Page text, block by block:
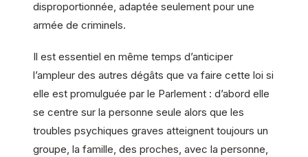
disproportionnée, adaptée seulement pour une
armée de criminels.
Il est essentiel en même temps d’anticiper
l’ampleur des autres dégâts que va faire cette loi si
elle est promulguée par le Parlement : d’abord elle
se centre sur la personne seule alors que les
troubles psychiques graves atteignent toujours un
groupe, la famille, des proches, avec la personne,